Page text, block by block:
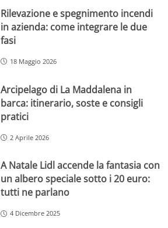
Rilevazione e spegnimento incendi
in azienda: come integrare le due
fasi
18 Maggio 2026
Arcipelago di La Maddalena in
barca: itinerario, soste e consigli
pratici
2 Aprile 2026
A Natale Lidl accende la fantasia con
un albero speciale sotto i 20 euro:
tutti ne parlano
4 Dicembre 2025